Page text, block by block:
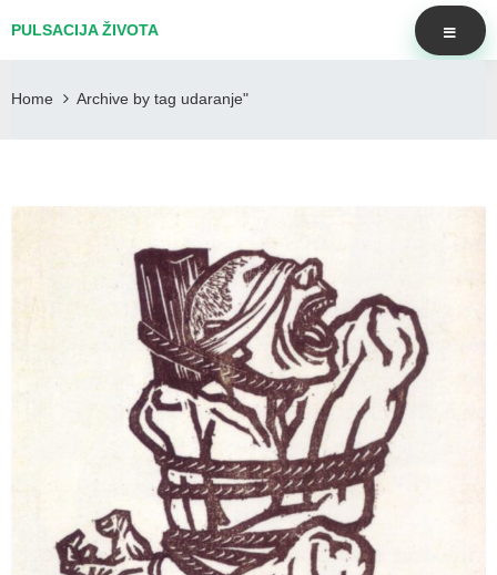
PULSACIJA ŽIVOTA
Home Archive by tag udaranje"